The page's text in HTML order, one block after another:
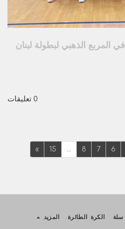
في المربع الذهبي لبطولة لبنان
0 تعليقات
6
7
8
...
15
»
الكرة الطائرة المزيد